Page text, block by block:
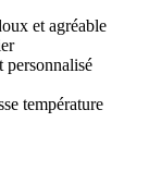
et agréable
personnalisé
température